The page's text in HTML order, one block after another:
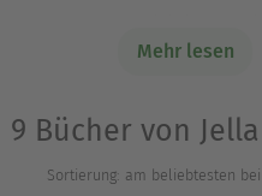
pulsierendenMehr lesen
9 Bücher von
Sortierung: am beliebtesten bei